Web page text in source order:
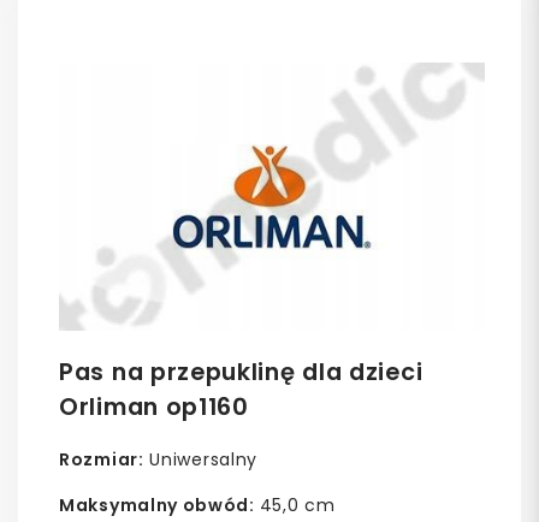
Pas na przepuklinę dla dzieci
Orliman op1160
Rozmiar: Uniwersalny
Maksymalny obwód: 45,0 cm